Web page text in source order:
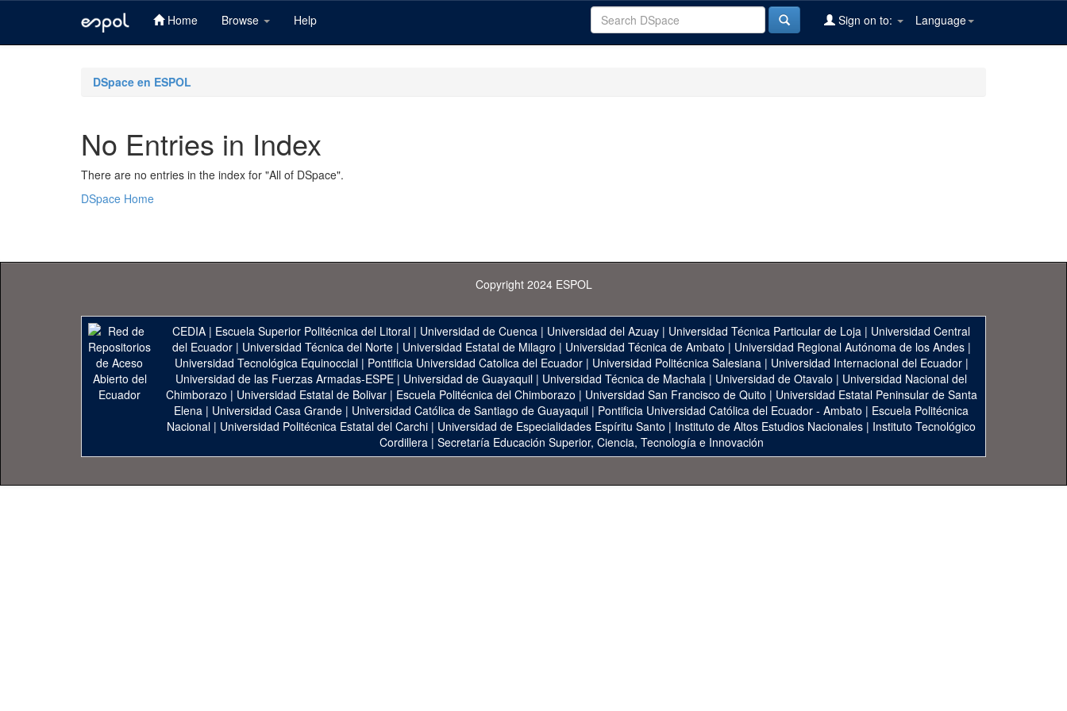
Home Browse Help Language
Sign on to:
DSpace en ESPOL
No Entries in Index
There are no entries in the index for "All of DSpace".
DSpace Home
Copyright 2024 ESPOL
CEDIA | Escuela Superior Politécnica del Litoral | Universidad de Cuenca | Universidad del Azuay | Universidad Técnica Particular de Loja | Universidad Central
del Ecuador| Universidad Técnica del Norte| Universidad Estatal de Milagro | Universidad Técnica de Ambato | Universidad Regional Autónoma de los Andes|
Universidad Tecnológica Equinoccial| Pontificia Universidad Catolica del Ecuador| Universidad Politécnica Salesiana| Universidad Internacional del Ecuador|
Universidad de las Fuerzas Armadas-ESPE | Universidad de Guayaquil | Universidad Técnica de Machala | Universidad de Otavalo | Universidad Nacional del
Chimborazo | Universidad Estatal de Bolivar| Escuela Politécnica del Chimborazo | Universidad San Francisco de Quito | Universidad Estatal Peninsular de Santa
Elena | Universidad Casa Grande | Universidad Católica de Santiago de Guayaquil | Pontificia Universidad Católica del Ecuador - Ambato | Escuela Politécnica
Nacional | Universidad Politécnica Estatal del Carchi | Universidad de Especialidades Espíritu Santo | Instituto de Altos Estudios Nacionales | Instituto Tecnológico
Cordillera| Secretaría Educación Superior, Ciencia, Tecnología e Innovación